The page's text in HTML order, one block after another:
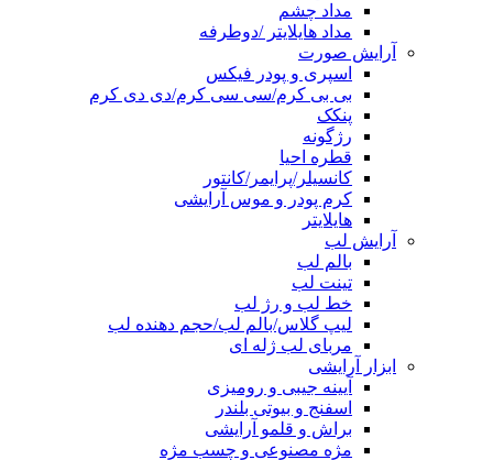
مداد چشم
مداد هایلایتر /دوطرفه
آرایش صورت
اسپری و پودر فیکس
بی بی کرم/سی سی کرم/دی دی کرم
پنکک
رژگونه
قطره احیا
کانسیلر/پرایمر/کانتور
کرم پودر و موس آرایشی
هایلایتر
آرایش لب
بالم لب
تینت لب
خط لب و رژ لب
لیپ گلاس/بالم لب/حجم دهنده لب
مربای لب ژله ای
ابزار آرایشی
آیینه جیبی و رومیزی
اسفنج و بیوتی بلندر
براش و قلمو آرایشی
مژه مصنوعی و چسب مژه